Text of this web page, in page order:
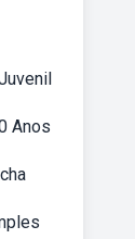
Anos